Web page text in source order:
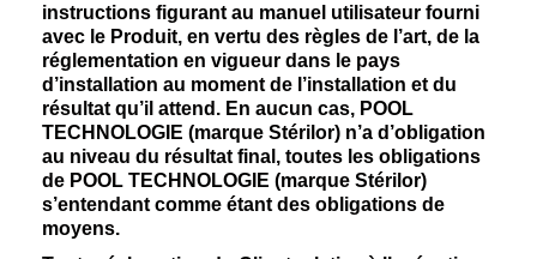
instructions figurant au manuel utilisateur fourni
avec le Produit, en vertu des règles de l’art, de la
réglementation en vigueur dans le pays
d’installation au moment de l’installation et du
résultat qu’il attend. En aucun cas, POOL
TECHNOLOGIE (marque Stérilor) n’a d’obligation
au niveau du résultat final, toutes les obligations
de POOL TECHNOLOGIE (marque Stérilor)
s’entendant comme étant des obligations de
moyens.